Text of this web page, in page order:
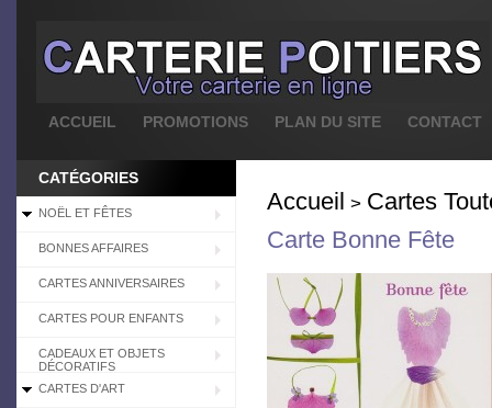
ACCUEIL PROMOTIONS PLAN DU SITE CONTACT
CATÉGORIES
NOËL ET FÊTES
BONNES AFFAIRES
CARTES ANNIVERSAIRES
CARTES POUR ENFANTS
CADEAUX ET OBJETS
DÉCORATIFS
CARTES D'ART
Accueil > Cartes
Carte Bonne Fête